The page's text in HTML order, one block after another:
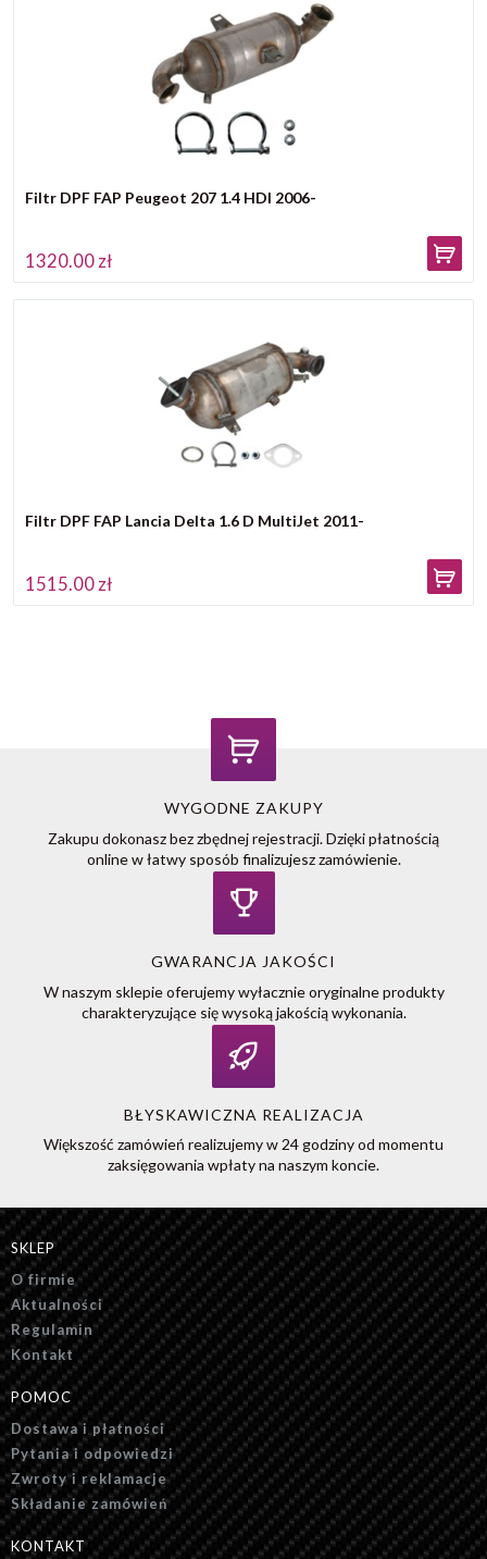
Filtr DPF FAP Peugeot 207 1.4 HDI 2006-
1320.00 zł
Filtr DPF FAP Lancia Delta 1.6 D MultiJet 2011-
1515.00 zł
WYGODNE ZAKUPY
Zakupu dokonasz bez zbędnej rejestracji. Dzięki płatnością
online w łatwy sposób finalizujesz zamówienie.
GWARANCJA JAKOŚCI
W naszym sklepie oferujemy wyłacznie oryginalne produkty
charakteryzujące się wysoką jakością wykonania.
BŁYSKAWICZNA REALIZACJA
Większość zamówień realizujemy w 24 godziny od momentu
zaksięgowania wpłaty na naszym koncie.
SKLEP
O firmie
Aktualności
Regulamin
Kontakt
POMOC
Dostawa i płatności
Pytania i odpowiedzi
Zwroty i reklamacje
Składanie zamówień
KONTAKT